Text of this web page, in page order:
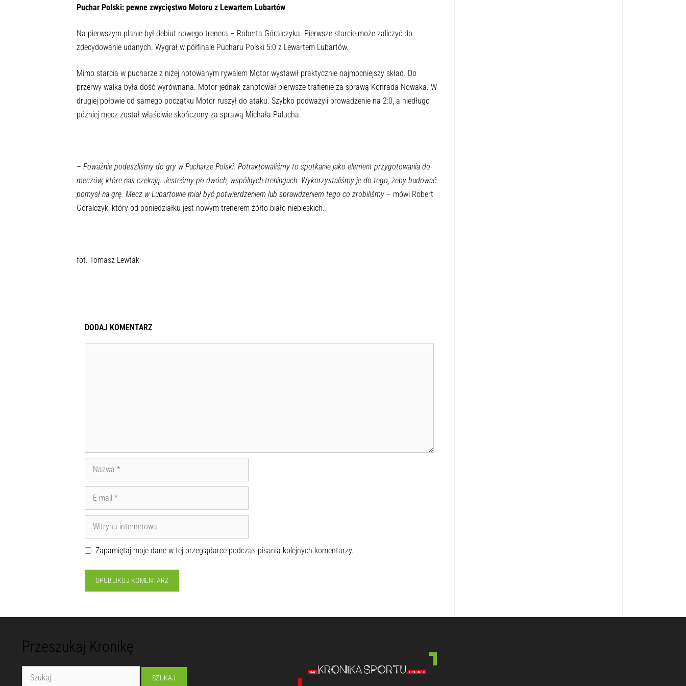
Puchar Polski: pewne zwycięstwo Motoru z Lewartem Lubartów
Na pierwszym planie był debiut nowego trenera – Roberta Góralczyka. Pierwsze starcie może zaliczyć do
zdecydowanie udanych. Wygrał w półfinale Pucharu Polski 5:0 z Lewartem Lubartów.
Mimo starcia w pucharze z niżej notowanym rywalem Motor wystawił praktycznie najmocniejszy skład. Do
przerwy walka była dość wyrównana. Motor jednak zanotował pierwsze trafienie za sprawą Konrada Nowaka. W
drugiej połowie od samego początku Motor ruszył do ataku. Szybko podważyli prowadzenie na 2:0, a niedługo
później mecz został właściwie skończony za sprawą Michała Palucha.
– Poważnie podeszliśmy do gry w Pucharze Polski. Potraktowaliśmy to spotkanie jako element przygotowania do
meczów, które nas czekają. Jesteśmy po dwóch, wspólnych treningach. Wykorzystaliśmy je do tego, żeby budować
pomysł na grę. Mecz w Lubartowie miał być potwierdzeniem lub sprawdzeniem tego co zrobiliśmy– mówi Robert
Góralczyk, który od poniedziałku jest nowym trenerem żółto-biało-niebieskich.
fot. Tomasz Lewtak
DODAJ KOMENTARZ
Zapamiętaj moje dane w tej przeglądarce podczas pisania kolejnych komentarzy.
Przeszukaj Kronikę